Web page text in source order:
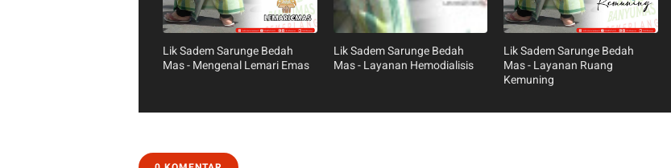
Lik Sadem Sarunge Bedah
Mas - Mengenal Lemari Emas
Lik Sadem Sarunge Bedah
Mas - Layanan Hemodialisis
Lik Sadem Sarunge Bedah
Mas - Layanan Ruang
Kemuning